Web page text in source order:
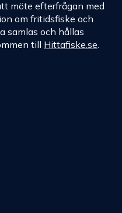
möte efterfrågan med
om fritidsfiske och
samlas och hållas
till Hittafiske.se.